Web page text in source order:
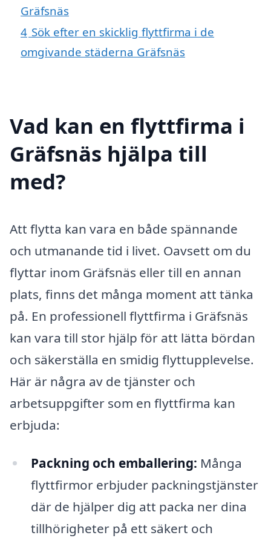
Gräfsnäs
4 Sök efter en skicklig flyttfirma i de
omgivande städerna Gräfsnäs
Vad kan en flyttfirma i
Gräfsnäs hjälpa till
med?
Att flytta kan vara en både spännande
och utmanande tid i livet. Oavsett om du
flyttar inom Gräfsnäs eller till en annan
plats, finns det många moment att tänka
på. En professionell flyttfirma i Gräfsnäs
kan vara till stor hjälp för att lätta bördan
och säkerställa en smidig flyttupplevelse.
Här är några av de tjänster och
arbetsuppgifter som en flyttfirma kan
erbjuda:
Packning och emballering: Många
flyttfirmor erbjuder packningstjänster
där de hjälper dig att packa ner dina
tillhörigheter på ett säkert och